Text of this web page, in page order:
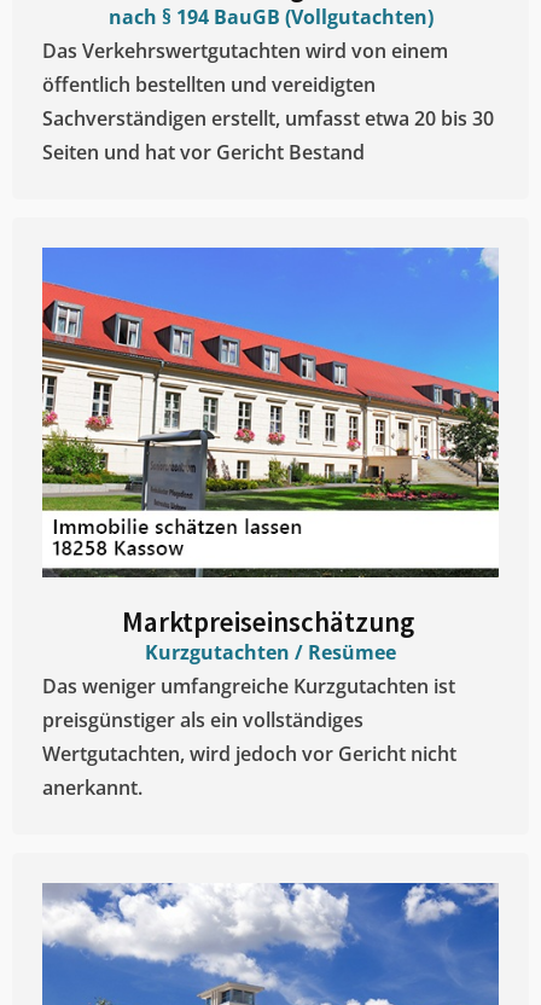
nach § 194 BauGB (Vollgutachten)
Das Verkehrswertgutachten wird von einem
öffentlich bestellten und vereidigten
Sachverständigen erstellt, umfasst etwa 20 bis 30
Seiten und hat vor Gericht Bestand
Marktpreiseinschätzung ​
Kurzgutachten / Resümee
Das weniger umfangreiche Kurzgutachten ist
preisgünstiger als ein vollständiges
Wertgutachten, wird jedoch vor Gericht nicht
anerkannt.